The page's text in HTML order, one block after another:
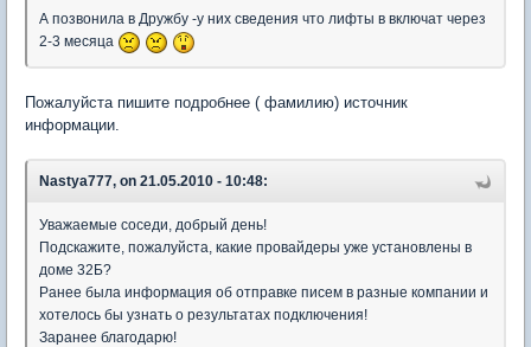
А позвонила в Дружбу -у них сведения что лифты в включат через
2-3 месяца
Пожалуйста пишите подробнее ( фамилию) источник
информации.
Nastya777, on 21.05.2010 - 10:48:
Уважаемые соседи, добрый день!
Подскажите, пожалуйста, какие провайдеры уже установлены в
доме 32Б?
Ранее была информация об отправке писем в разные компании и
хотелось бы узнать о результатах подключения!
Заранее благодарю!